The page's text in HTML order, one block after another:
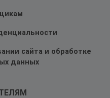
сайта и обработке
данных